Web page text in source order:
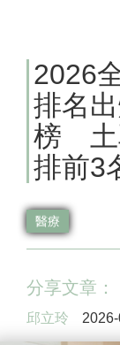
2026
排名
榜 土
排前3
醫療
分享文章：
邱立玲